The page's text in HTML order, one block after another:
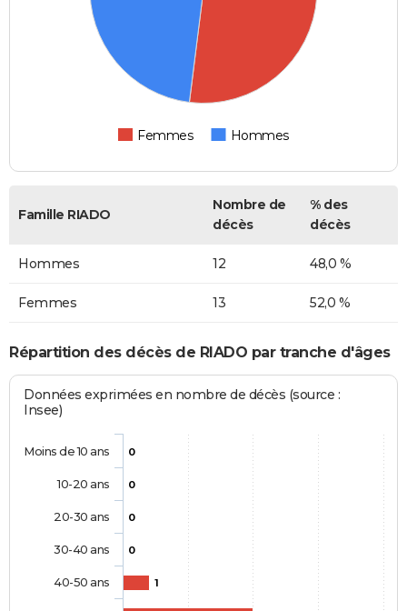
Femmes Hommes
Famille RIADO
Nombre de
décès
% des
décès
Hommes 12 48,0 %
Femmes 13 52,0 %
Répartition des décès de RIADO par tranche d'âges
Données exprimées en nombre de décès (source :
Insee)
0
0
0
0
1
Moins de 10 ans
10-20 ans
20-30 ans
30-40 ans
40-50 ans